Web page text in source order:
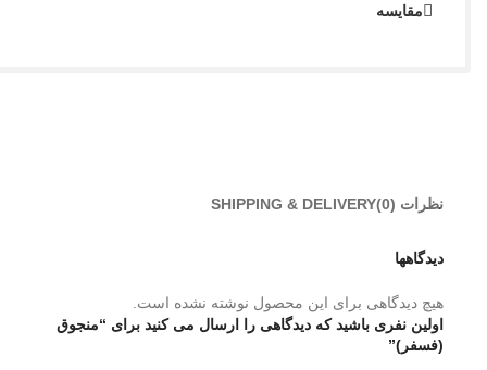
مقایسه
نظرات (0) SHIPPING & DELIVERY
دیدگاهها
هیچ دیدگاهی برای این محصول نوشته نشده است.
اولین نفری باشید که دیدگاهی را ارسال می کنید برای “منجوق
(فسفر)”